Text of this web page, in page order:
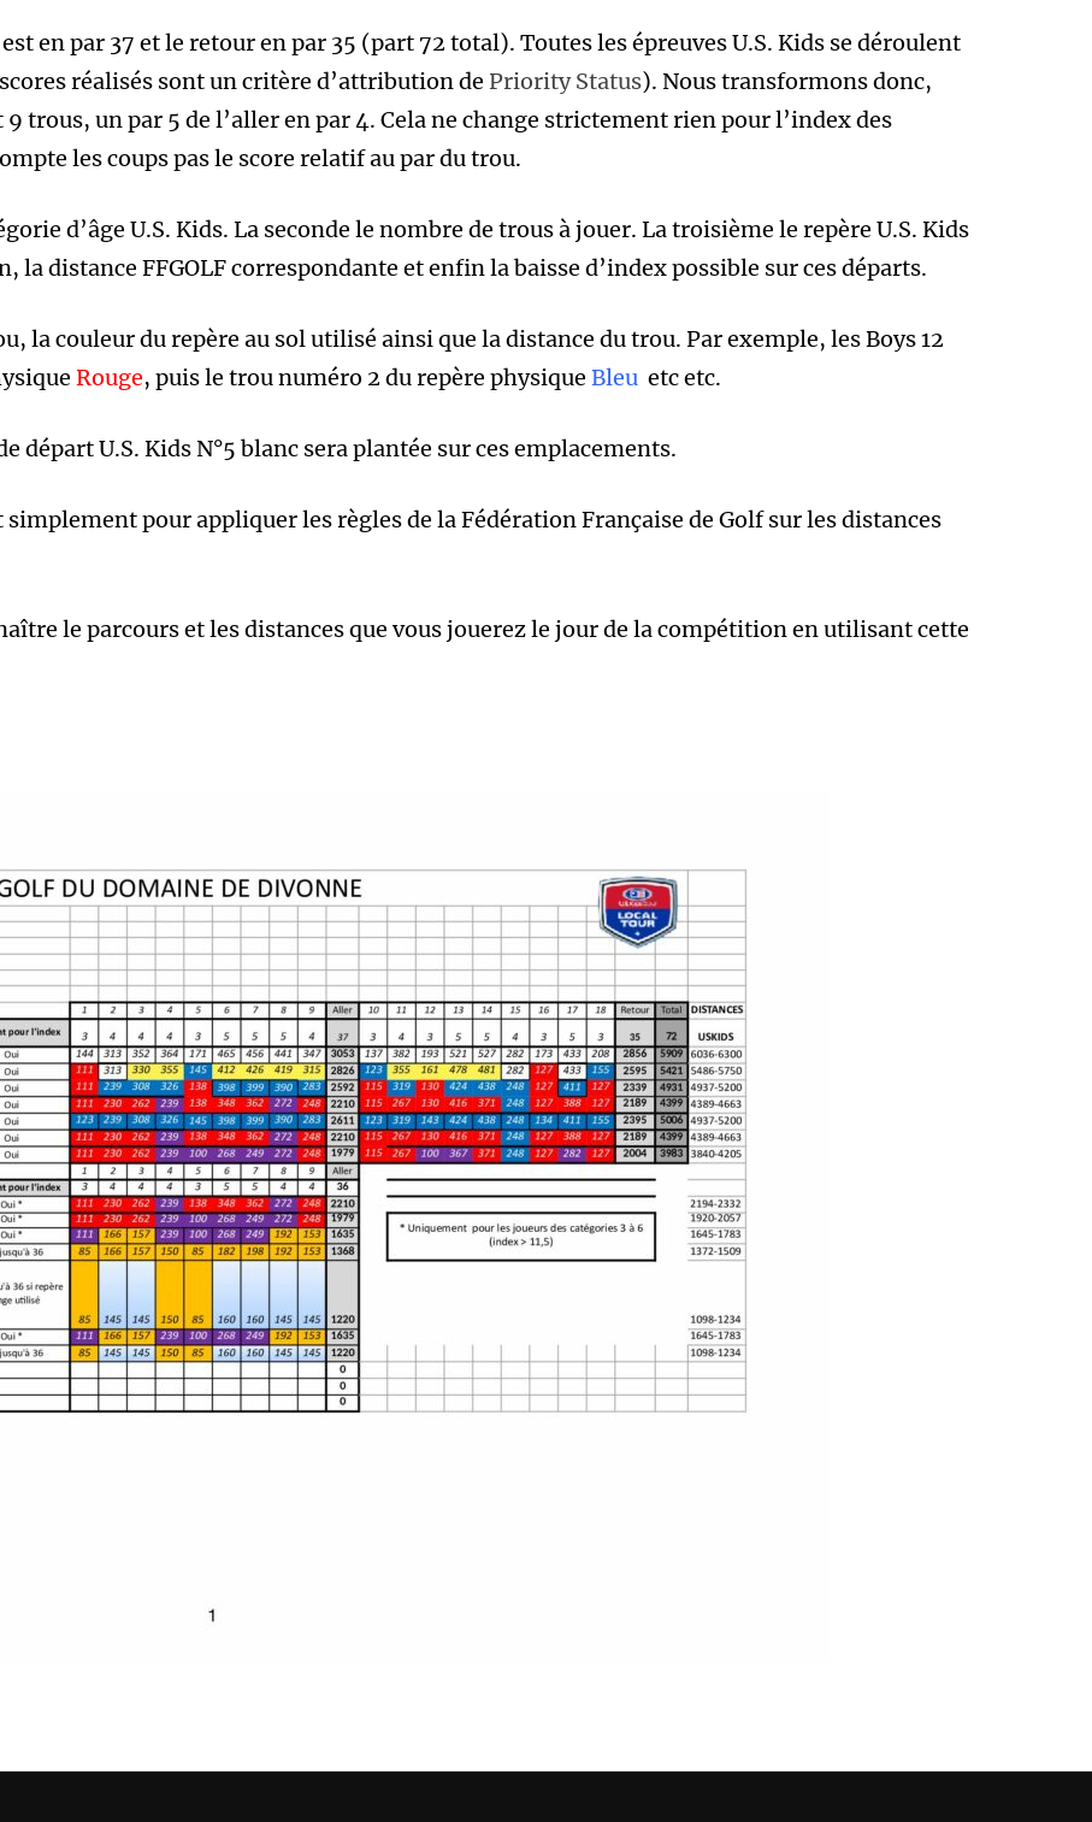
en par 37 et le retour en par 35 (part 72 total). Toutes les épreuves U.S. Kids se déroulent
réalisés sont un critère d’attribution de Priority Status). Nous transformons donc,
trous, un par 5 de l’aller en par 4. Cela ne change strictement rien pour l’index des
les coups pas le score relatif au par du trou.
d’âge U.S. Kids. La seconde le nombre de trous à jouer. La troisième le repère U.S. Kids
distance FFGOLF correspondante et enfin la baisse d’index possible sur ces départs.
la couleur du repère au sol utilisé ainsi que la distance du trou. Par exemple, les Boys 12
Rouge, puis le trou numéro 2 du repère physique Bleu etc etc.
départ U.S. Kids N°5 blanc sera plantée sur ces emplacements.
pour appliquer les règles de la Fédération Française de Golf sur les distances
le parcours et les distances que vous jouerez le jour de la compétition en utilisant cette